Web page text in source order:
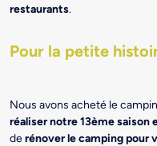
restaurants.
Pour la petite
Nous avons acheté le
réaliser notre 13ème saison
derénover le camping pour